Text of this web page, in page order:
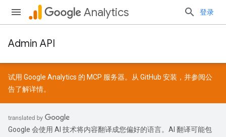
Analytics 登录
Admin API
试用 Google Analytics 的 MCP 服务器。从 GitHub 安装，并参阅公
告了解详情。
Google 会使用 AI 技术将内容翻译成您偏好的语言。AI 翻译可能包